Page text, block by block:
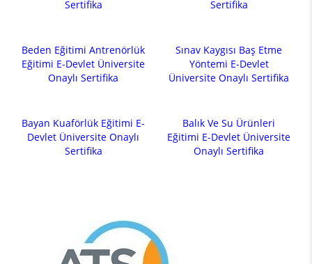
Sertifika
Sertifika
Beden Eğitimi Antrenörlük
Eğitimi E-Devlet Üniversite
Onaylı Sertifika
Sınav Kaygısı Baş Etme
Yöntemi E-Devlet
Üniversite Onaylı Sertifika
Bayan Kuaförlük Eğitimi E-
Devlet Üniversite Onaylı
Sertifika
Balık Ve Su Ürünleri
Eğitimi E-Devlet Üniversite
Onaylı Sertifika